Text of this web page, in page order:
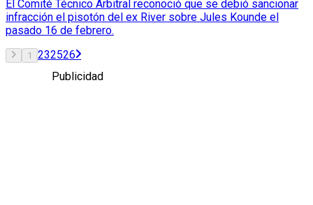
El Comité Técnico Arbitral reconoció que se debió sancionar
infracción el pisotón del ex River sobre Jules Kounde el
pasado 16 de febrero.
1 232526
Publicidad